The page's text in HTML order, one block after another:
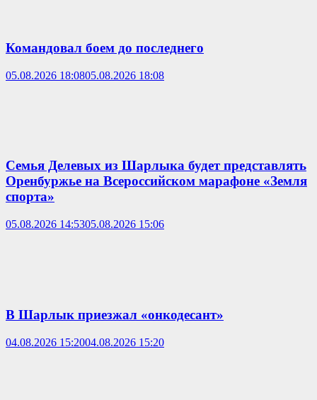
Командовал боем до последнего
05.08.2026 18:0805.08.2026 18:08
Семья Делевых из Шарлыка будет представлять
Оренбуржье на Всероссийском марафоне «Земля
спорта»
05.08.2026 14:5305.08.2026 15:06
В Шарлык приезжал «онкодесант»
04.08.2026 15:2004.08.2026 15:20